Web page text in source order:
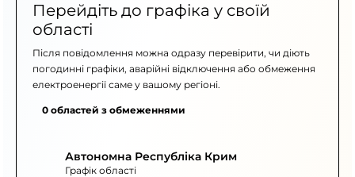
Перейдіть до графіка у своїй
області
Після повідомлення можна одразу перевірити, чи діють
погодинні графіки, аварійні відключення або обмеження
електроенергії саме у вашому регіоні.
0 областей з обмеженнями
Автономна Республіка Крим
Графік області